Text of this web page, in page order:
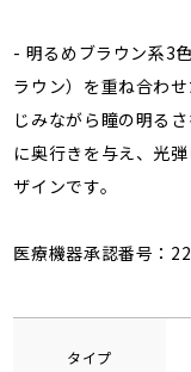
- 明るめブラウン系3
ラウン）を重ね合わ
じみながら瞳の明る
に奥行きを与え、光
ザインです。
医療機器承認番号：
タイプ